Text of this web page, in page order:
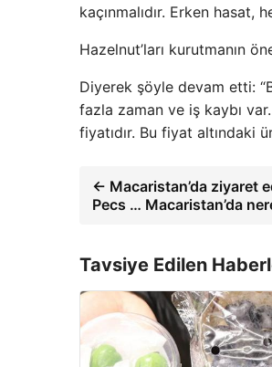
kaçınmalıdır. Erken
Hazelnut’ları kurutmanın
Diyerek şöyle devam etti:
fazla zaman ve iş kaybı
fiyatıdır. Bu fiyat altındaki
← Macaristan’da ziyaret
Pecs … Macaristan’da
Tavsiye Edilen